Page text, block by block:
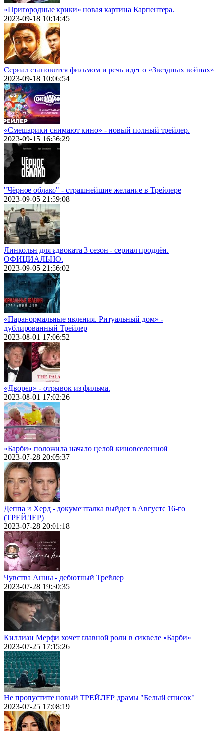
«Пригородные крики» новая картина Карпентера.
2023-09-18 10:14:45
Сериал становится фильмом и речь идет о «Звездных войнах»
2023-09-18 10:06:54
«Смешарики снимают кино» - новый полный трейлер.
2023-09-15 16:36:29
"Чёрное облако" - страшнейшие желание в Трейлере
2023-09-05 21:39:08
Линкольн для адвоката 3 сезон - сериал продлён.
ОФИЦИАЛЬНО.
2023-09-05 21:36:02
«Паранормальные явления. Ритуальный дом» -
дублированный Трейлер
2023-08-01 17:06:52
«Дворец» - отрывок из фильма.
2023-08-01 17:02:26
«Барби» положила начало целой киновселенной
2023-07-28 20:05:37
Деппа и Херд - документалка выйдет в Августе 16-го
(ТРЕЙЛЕР)
2023-07-28 20:01:18
Чувства Анны - дебютный Трейлер
2023-07-28 19:30:35
Киллиан Мерфи хочет главной роли в сиквеле «Барби»
2023-07-25 17:15:26
Не пропустите новый ТРЕЙЛЕР драмы "Белый список"
2023-07-25 17:08:19